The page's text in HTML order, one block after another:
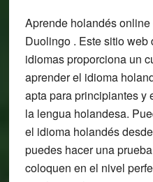
Aprende holandés
Duolingo . Este sitio
idiomas proporciona un
aprender el idioma
apta para principiantes y
la lengua holandesa.
el idioma holandés
puedes hacer una
coloquen en el nivel